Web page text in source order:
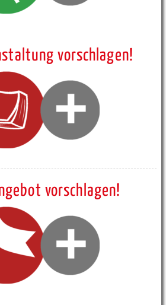
vorschlagen!
vorschlagen!